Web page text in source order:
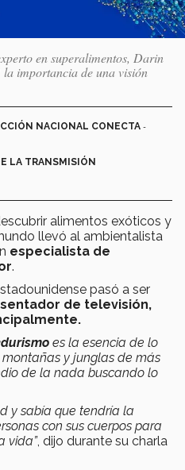
en superalimentos, Darin
importancia de una visión
NACIONAL CONECTA -
LA TRANSMISIÓN
alimentos exóticos y
llevó al ambientalista
especialista de
.
pasó a ser
de televisión,
es la esencia de lo
y junglas de más
de la nada buscando lo
y sabía que tendría la
con sus cuerpos para
vida”, dijo durante su charla